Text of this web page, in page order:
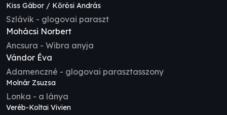
Kiss Gábor / Kőrösi András
Szlávik - glogovai paraszt
Mohácsi Norbert
Ancsura - Wibra anyja
Vándor Éva
Adamenczné - glogovai parasztasszony
Molnár Zsuzsa
Lonka - a lánya
Veréb-Koltai Vivien